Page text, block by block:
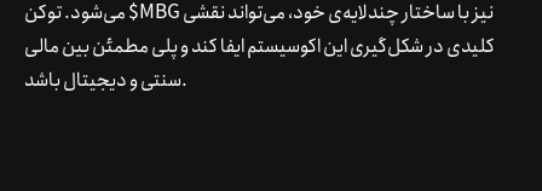
می‌شود. توکن $MBG نیز با ساختار چندلایه‌ی خود، می‌تواند نقشی
کلیدی در شکل‌گیری این اکوسیستم ایفا کند و پلی مطمئن بین مالی
سنتی و دیجیتال باشد.